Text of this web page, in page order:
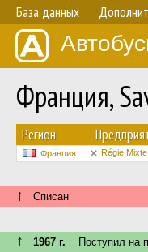
База данных
Франция,
Регион
Франция Régie
↑ Списан
↑ 1967 г. Поступил на